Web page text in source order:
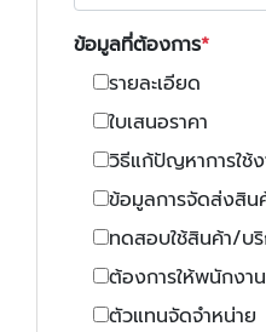
ข้อมูลที่ต้องการ
รายละเอียด
ใบเสนอราคา
วิธีแก้ปัญหาการใช้
ข้อมูลการจัดส่งสิน
ทดสอบใช้สินค้า/บริ
ต้องการให้พนักง
ตัวแทนจัดจำหน่าย